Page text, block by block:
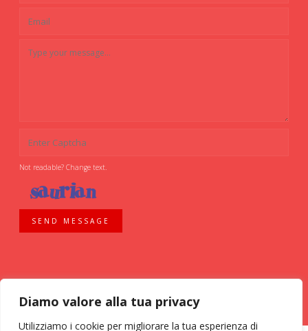
Diamo valore alla tua privacy
Utilizziamo i cookie per migliorare la tua esperienza di
Not readable? Change text.
SEND MESSAGE